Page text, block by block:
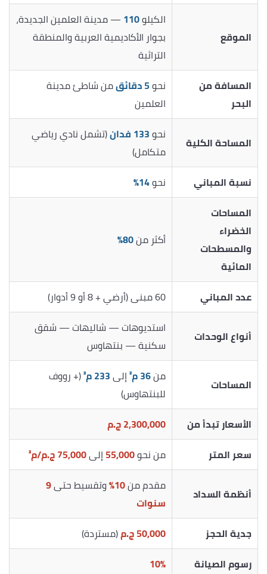
الموقع
الكيلو110 — مدينة العلمين الجديدة،
بجوار الأكاديمية العربية والمنطقة
التراثية
المسافة من
البحر
نحو5 دقائق
من شاطئ مدينة
العلمين
المساحة الكلية نحو133 فدان
(تشمل نادي رياضي
متكامل)
نسبة المباني
نحو14%
المساحات
الخضراء
والمسطحات
المائية
أكثر من80%
عدد المباني 60 مبنى (أرضي + 8 أو 9 أدوار)
أنواع الوحدات
استديوهات — شاليهات — شقق
سكنية — بنتهاوس
المساحات من36 م² إلى233 م²
(+ رووف
للبنتهاوس)
الأسعار تبدأ من
2,300,000 ج.م
سعر المتر
من نحو55,000إلى75,000 ج.م/م²
أنظمة السداد مقدم من10% وتقسيط حتى9
سنوات
جدية الحجز
50,000 ج.م
(مستردة)
رسوم الصيانة
10%